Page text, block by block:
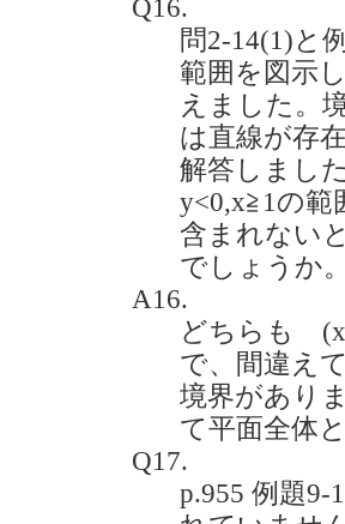
Q16.
問2-14(1)と
範囲を図示
えました。
は直線が存
解答しまし
y<0,x≧1の範
含まれない
でしょうか
A16.
どちらも
で、間違え
境界があり
て平面全体
Q17.
p.955 例題9-